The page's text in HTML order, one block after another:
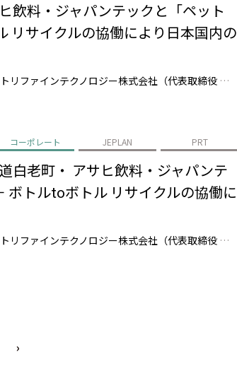
飲料・ジャパンテックと「ペット
リサイクルの協働により日本国内の
株式会社JEPLAN（代表取締役 執行役員社長：髙尾 正樹、以下「JEPLAN」）のグループ会社であるペットリファインテクノロジー株式会社（代表取締役 執行役員社長：伊賀 大悟、以下「ペットリファインテクノロジー」）は、美唄市（市長：桜井 恒）、アサヒ飲料株式会社（代表取締役社長：米女 太一、以下「アサヒ飲料」）、ジャ…
コーポレート JEPLAN PRT
白老町・ アサヒ飲料・ジャパンテ
ボトルtoボトル リサイクルの協働に
株式会社JEPLAN（代表取締役 執行役員社長：髙尾 正樹、以下「JEPLAN」）のグループ会社であるペットリファインテクノロジー株式会社（代表取締役 執行役員社長：伊賀 大悟、以下「ペットリファインテクノロジー」）は、登別市（市長：小笠原 春一）、白老町（町長：大塩 英男）、アサヒ飲料株式会社（代表取締役社長：米女 …
›